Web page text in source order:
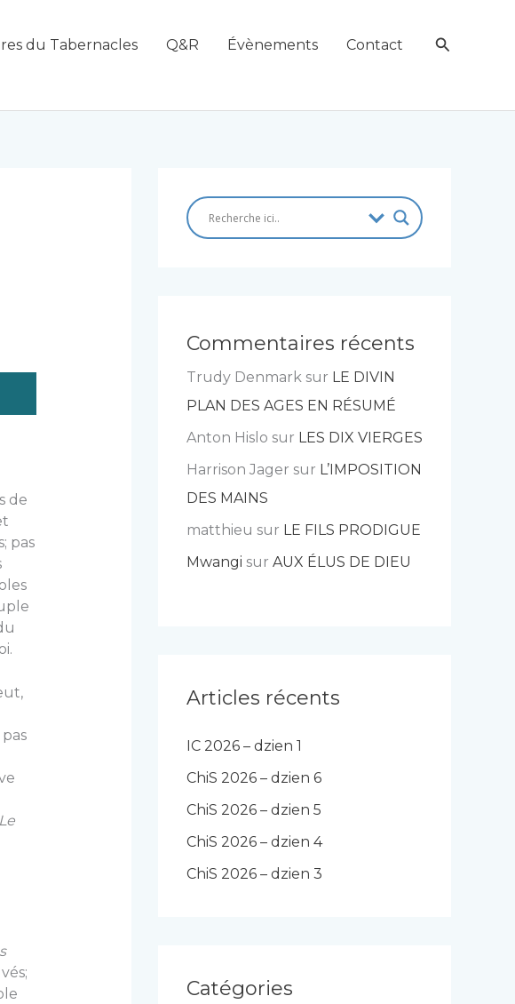
du Tabernacles Q&R Évènements Contact
de
pas
Commentaires récents
Trudy Denmark sur LE DIVIN
PLAN DES AGES EN RÉSUMÉ
Anton Hislo sur LES DIX VIERGES
Harrison Jager sur L’IMPOSITION
DES MAINS
matthieu sur LE FILS PRODIGUE
Mwangi sur AUX ÉLUS DE DIEU
Articles récents
IC 2026 – dzien 1
ChiS 2026 – dzien 6
ChiS 2026 – dzien 5
ChiS 2026 – dzien 4
ChiS 2026 – dzien 3
Catégories